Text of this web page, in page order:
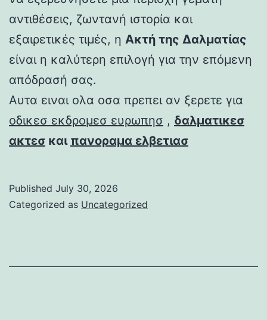
αντιθέσεις, ζωντανή ιστορία και
εξαιρετικές τιμές, η Ακτή της Δαλματίας
είναι η καλύτερη επιλογή για την επόμενη
απόδρασή σας.
Αυτα ειναι ολα οσα πρεπει αν ξερετε για
οδικεσ εκδρομεσ ευρωπησ , δαλματικεσ
ακτεσ και πανοραμα ελβετιασ
Published July 30, 2026
Categorized as Uncategorized